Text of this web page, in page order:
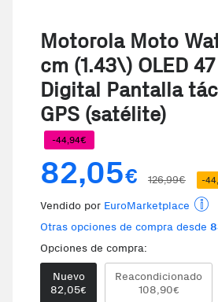
Motorola Moto
cm (1.43\) OLED
Digital Pantalla
GPS (satélite)
-44,94€
82,05€ 126,99€ -
Vendido por EuroMarketplace
Otras opciones de compra desde
Opciones de compra:
Nuevo
82,05€
Reacondicionado
108,90€